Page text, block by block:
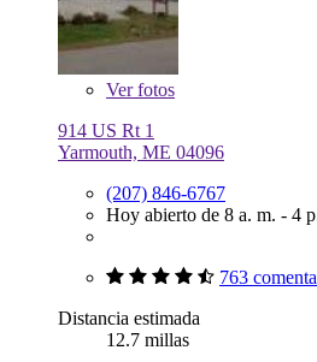
Verfotos
914 US Rt 1
Yarmouth, ME 04096
(207) 846-6767
Hoy abierto de 8 a. m. - 4
763
Distancia estimada
12.7 millas